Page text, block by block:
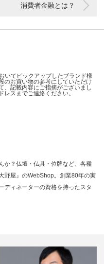
消費者金融とは？
いてピックアップしたブランド様
のお買い物の参考にしていただけ
、記載内容にご指摘がございまし
スまでご連絡ください。
か？仏壇・仏具・位牌など、各種
野屋』のWebShop。創業80年の実
ディネーターの資格を持ったスタ